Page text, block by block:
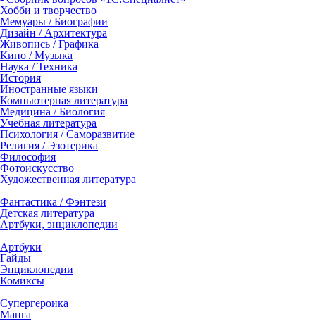
Хобби и творчество
Мемуары / Биографии
Дизайн / Архитектура
Живопись / Графика
Кино / Музыка
Наука / Техника
История
Иностранные языки
Компьютерная литература
Медицина / Биология
Учебная литература
Психология / Саморазвитие
Религия / Эзотерика
Философия
Фотоискусство
Художественная литература
Фантастика / Фэнтези
Детская литература
Артбуки, энциклопедии
Артбуки
Гайды
Энциклопедии
Комиксы
Супергероика
Манга